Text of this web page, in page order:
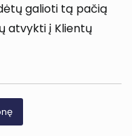
galioti tą pačią
atvykti į Klientų